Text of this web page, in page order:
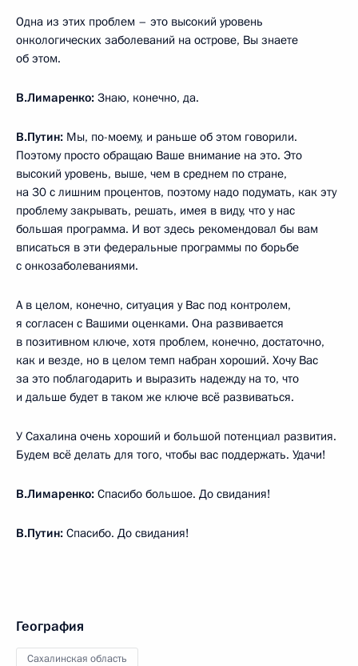
Одна из этих проблем – это высокий уровень
онкологических заболеваний на острове, Вы знаете
об этом.
В.Лимаренко: Знаю, конечно, да.
В.Путин: Мы, по-моему, и раньше об этом говорили.
Поэтому просто обращаю Ваше внимание на это. Это
высокий уровень, выше, чем в среднем по стране,
на 30 с лишним процентов, поэтому надо подумать, как эту
проблему закрывать, решать, имея в виду, что у нас
большая программа. И вот здесь рекомендовал бы вам
вписаться в эти федеральные программы по борьбе
с онкозаболеваниями.
А в целом, конечно, ситуация у Вас под контролем,
я согласен с Вашими оценками. Она развивается
в позитивном ключе, хотя проблем, конечно, достаточно,
как и везде, но в целом темп набран хороший. Хочу Вас
за это поблагодарить и выразить надежду на то, что
и дальше будет в таком же ключе всё развиваться.
У Сахалина очень хороший и большой потенциал развития.
Будем всё делать для того, чтобы вас поддержать. Удачи!
В.Лимаренко: Спасибо большое. До свидания!
В.Путин: Спасибо. До свидания!
География
Сахалинская область